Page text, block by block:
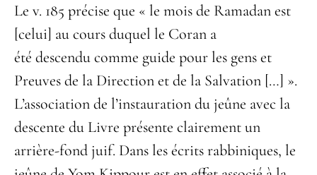
Le v. 185 précise que « le mois de Ramadan est
[celui] au cours duquel le Coran a
été descendu comme guide pour les gens et
Preuves de la Direction et de la Salvation […] ».
L’association de l’instauration du jeûne avec la
descente du Livre présente clairement un
arrière-fond juif. Dans les écrits rabbiniques, le